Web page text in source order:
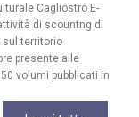
Cagliostro E-
di scountng di
sul territorio
presente alle
volumi pubblicati in